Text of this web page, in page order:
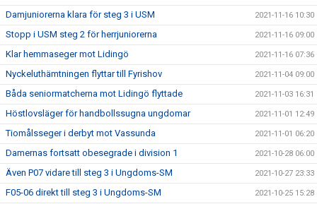
Damjuniorerna klara för steg 3 i USM 2021-11-16 10:30
Stopp i USM steg 2 för herrjuniorerna 2021-11-16 09:00
Klar hemmaseger mot Lidingö 2021-11-16 07:36
Nyckeluthämtningen flyttar till Fyrishov 2021-11-04 09:00
Båda seniormatcherna mot Lidingö flyttade 2021-11-03 16:31
Höstlovsläger för handbollssugna ungdomar 2021-11-01 12:49
Tiomålsseger i derbyt mot Vassunda 2021-11-01 06:20
Damernas fortsatt obesegrade i division 1 2021-10-28 06:00
Även P07 vidare till steg 3 i Ungdoms-SM 2021-10-27 23:33
F05-06 direkt till steg 3 i Ungdoms-SM 2021-10-25 15:28